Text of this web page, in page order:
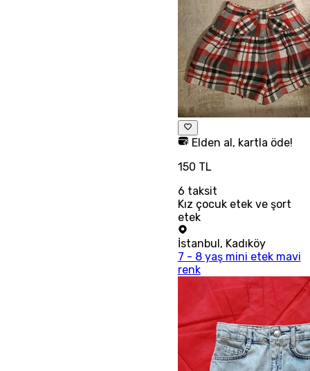
Elden al, kartla öde!
150 TL
6 taksit
Kız çocuk etek ve şort
etek
İstanbul , Kadıköy
7 - 8 yaş mini etek mavi
renk